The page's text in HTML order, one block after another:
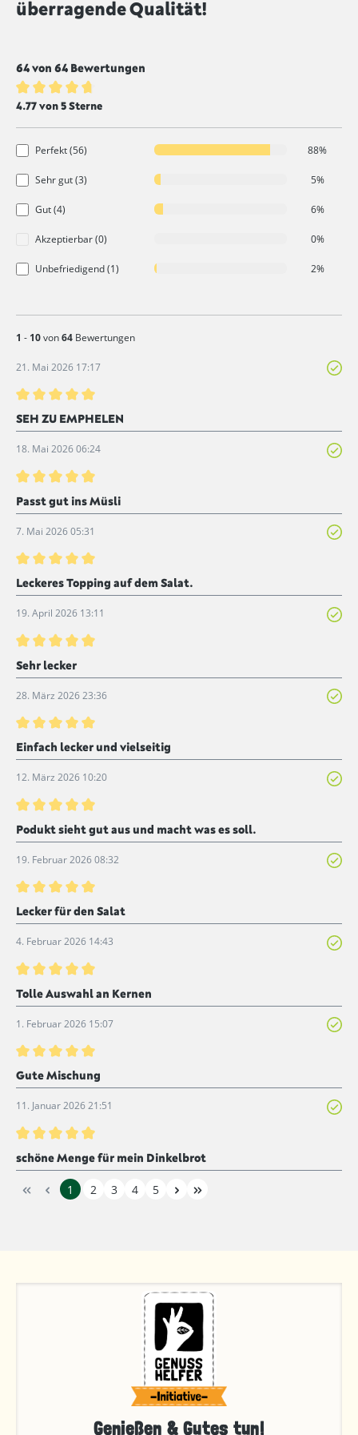
überragende Qualität!
64 von 64 Bewertungen
Durchschnittliche Bewertung von 4.7 von 5 Sternen
4.77 von 5 Sterne
Perfekt (56) 88%
Sehr gut (3) 5%
Gut (4) 6%
Akzeptierbar (0) 0%
Unbefriedigend (1) 2%
1 - 10von64 Bewertungen
21. Mai 2026 17:17
Bewertung mit 5 von 5 Sternen
SEH ZU EMPHELEN
18. Mai 2026 06:24
Bewertung mit 5 von 5 Sternen
Passt gut ins Müsli
7. Mai 2026 05:31
Bewertung mit 5 von 5 Sternen
Leckeres Topping auf dem Salat.
19. April 2026 13:11
Bewertung mit 5 von 5 Sternen
Sehr lecker
28. März 2026 23:36
Bewertung mit 5 von 5 Sternen
Einfach lecker und vielseitig
12. März 2026 10:20
Bewertung mit 5 von 5 Sternen
Podukt sieht gut aus und macht was es soll.
19. Februar 2026 08:32
Bewertung mit 5 von 5 Sternen
Lecker für den Salat
4. Februar 2026 14:43
Bewertung mit 5 von 5 Sternen
Tolle Auswahl an Kernen
1. Februar 2026 15:07
Bewertung mit 5 von 5 Sternen
Gute Mischung
11. Januar 2026 21:51
Bewertung mit 5 von 5 Sternen
schöne Menge für mein Dinkelbrot
1 2 3 4 5
Genießen & Gutes tun!